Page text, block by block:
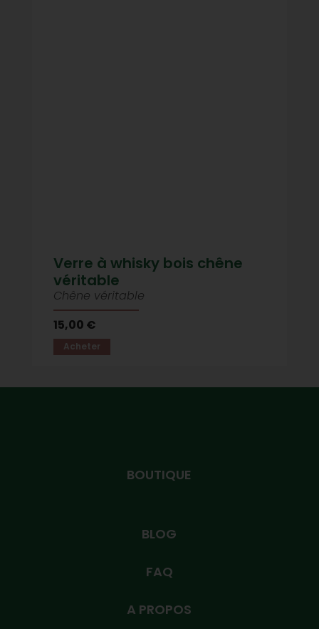
Verre à whisky bois chêne
véritable
Chêne véritable
15,00 €
Acheter
BOUTIQUE
BLOG
FAQ
A PROPOS